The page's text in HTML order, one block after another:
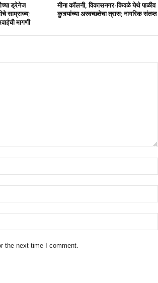
ड्रेनेज
साम्राज्य;
मागणी
मीना कॉलनी, विकासनगर-किवळे येथे पाळीव
कुत्र्यांच्या अस्वच्छतेचा त्रास; नागरिक संतप्त
the next time I comment.